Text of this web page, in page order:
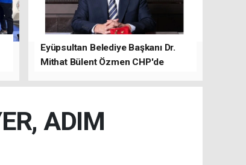
Eyüpsultan Belediye Başkanı Dr.
Mithat Bülent Özmen CHP'de
ADIM